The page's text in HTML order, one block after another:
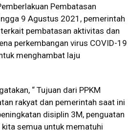
Pembatasan
9 Agustus 2021, pemerintah
pembatasan aktivitas dan
perkembangan virus COVID-19
menghambat laju
“ Tujuan dari PPKM
rakyat dan pemerintah saat ini
disiplin 3M, penguatan
semua untuk mematuhi